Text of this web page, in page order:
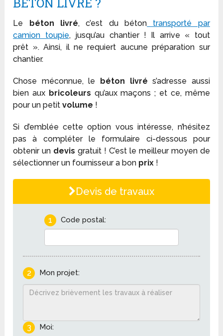
Le béton livré, c’est du béton transporté par
camion toupie, jusqu’au chantier ! Il arrive « tout
prêt ». Ainsi, il ne requiert aucune préparation sur
chantier.
Chose méconnue, le béton livré s’adresse aussi
bien aux bricoleurs qu’aux maçons ; et ce, même
pour un petitvolume !
Si d’emblée cette option vous intéresse, n’hésitez
pas à compléter le formulaire ci-dessous pour
obtenir un devis gratuit ! C’est le meilleur moyen de
sélectionner un fournisseur a bon prix !
Devis de travaux
1 Code postal:
2 Mon projet:
3 Moi: